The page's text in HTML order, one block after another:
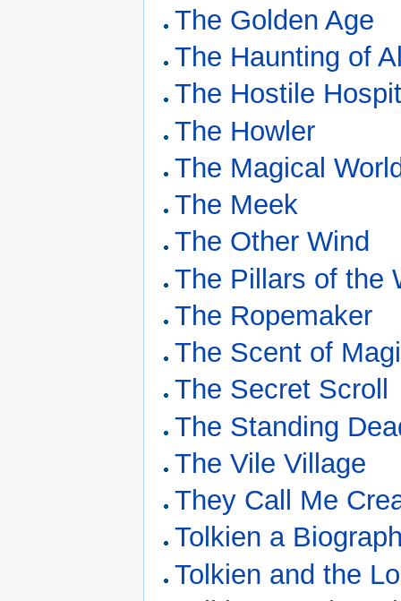
The Golden Age
The Haunting of
The Hostile
The Howler
The Magical
The Meek
The Other Wind
The Pillars of the
The Ropemaker
The Scent of
The Secret Scroll
The Standing
The Vile Village
They Call Me
Tolkien a
Tolkien and the